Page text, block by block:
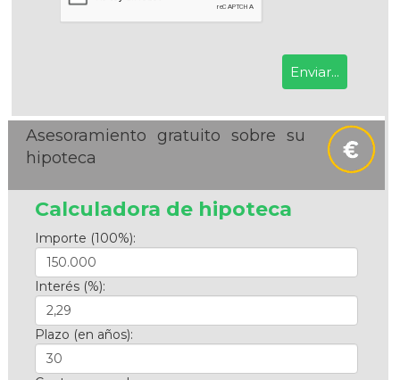
Asesoramiento gratuito sobre su
hipoteca
Calculadora de hipoteca
Importe (100%):
Interés (%):
Plazo (en años):